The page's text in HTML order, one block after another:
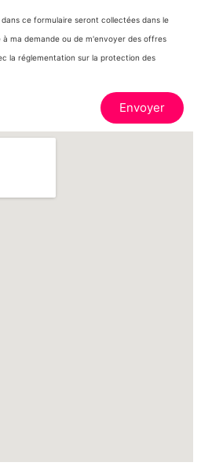
ce formulaire seront collectées dans le
ma demande ou de m'envoyer des offres
la réglementation sur la protection des
Envoyer